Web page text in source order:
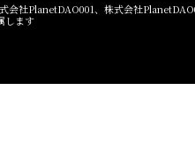
会社PlanetDAO001、株式会社
します